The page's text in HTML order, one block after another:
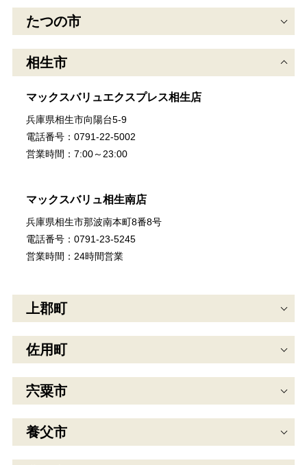
たつの市
相生市
マックスバリュエクスプレス相生店
兵庫県相生市向陽台5-9
電話番号：0791-22-5002
営業時間：7:00～23:00
マックスバリュ相生南店
兵庫県相生市那波南本町8番8号
電話番号：0791-23-5245
営業時間：24時間営業
上郡町
佐用町
宍粟市
養父市